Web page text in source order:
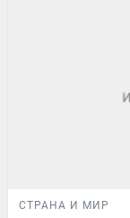
СТРАНА И МИР